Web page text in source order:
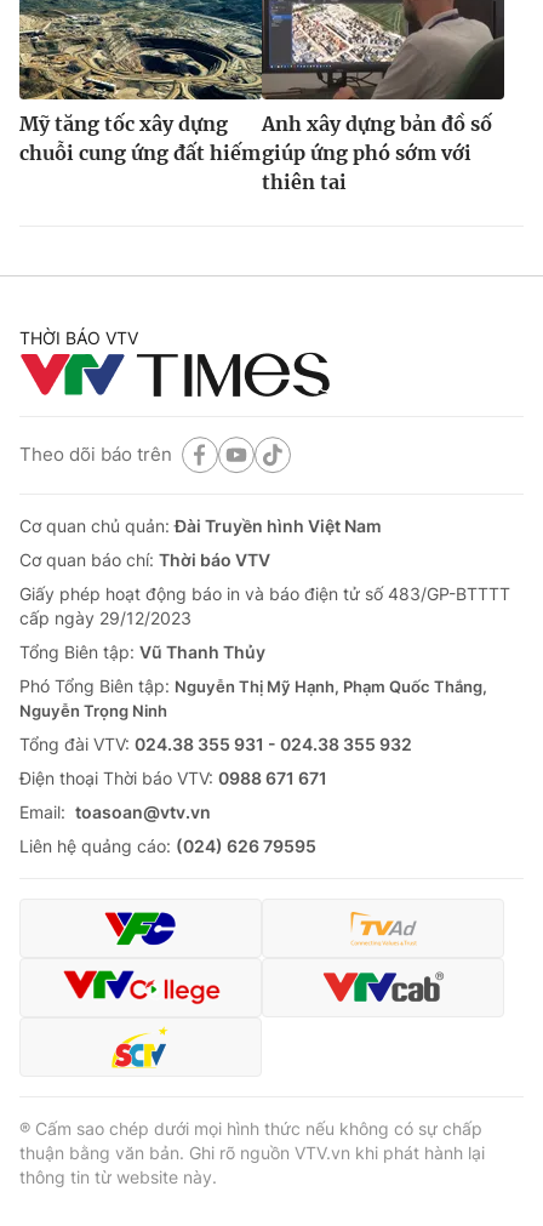
Mỹ tăng tốc xây dựng
chuỗi cung ứng đất hiếm
Anh xây dựng bản đồ số
giúp ứng phó sớm với
thiên tai
THỜI BÁO VTV
Theo dõi báo trên
Cơ quan chủ quản:Đài Truyền hình Việt Nam
Cơ quan báo chí: Thời báo VTV
Giấy phép hoạt động báo in và báo điện tử số 483/GP-BTTTT
cấp ngày 29/12/2023
Tổng Biên tập: Vũ Thanh Thủy
Phó Tổng Biên tập: Nguyễn Thị Mỹ Hạnh, Phạm Quốc Thắng,
Nguyễn Trọng Ninh
Tổng đài VTV: 024.38 355 931 - 024.38 355 932
Ðiện thoại Thời báo VTV: 0988 671 671
Email: toasoan@vtv.vn
Liên hệ quảng cáo: (024) 626 79595
® Cấm sao chép dưới mọi hình thức nếu không có sự chấp
thuận bằng văn bản. Ghi rõ nguồn VTV.vn khi phát hành lại
thông tin từ website này.